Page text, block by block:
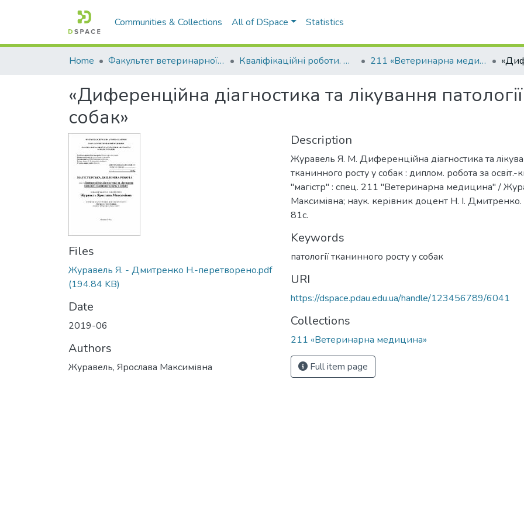
Communities & Collections All of DSpace Statistics
Home Факультет ветеринарної медицини Кваліфікаційні роботи. Факультет ветеринарної медицини 211 «Ветеринарна медицина»
«Диференційна діагностика та лікування
собак»
Files
Журавель Я. - Дмитренко Н.-перетворено.pdf
(194.84 KB)
Date
2019-06
Authors
Журавель, Ярослава Максимівна
Description
Журавель Я. М. Диференційна діагностика та
тканинного росту у собак : диплом. робота за освіт.-
"магістр" : спец. 211 "Ветеринарна медицина" /
Максимівна; наук. керівник доцент Н. І.
81с.
Keywords
патології тканинного росту у собак
URI
https://dspace.pdau.edu.ua/handle/123456789/6041
Collections
211 «Ветеринарна медицина»
Full item page